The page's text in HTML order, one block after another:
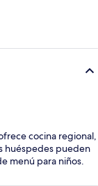
cocina regional,
huéspedes pueden
menú para niños.